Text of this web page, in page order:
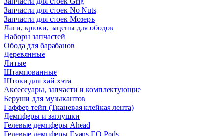
Запчасти для стоек No Nuts
Запчасти для стоек Мозеръ
Лаги, крюки, зацепы для ободов
Наборы запчастей
Обода для барабанов
Деревянные
Литые
Штампованные
Штоки для хай-хэта
Аксессуары, запчасти и комплектующие
Беруши для музыкантов
Гаффер тейп (Тканевая клейкая лента)
Демпферы и заглушки
Гелевые демпферы Ahead
Гелевые демпферы Evans EQ Pods